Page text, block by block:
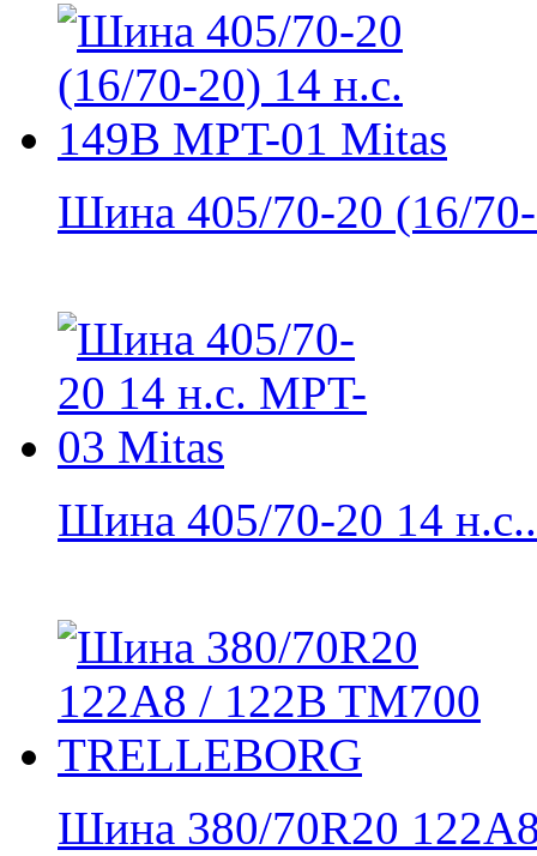
Шина 405/70-20 (16/
Шина 405/70-20 14
Шина 380/70R20